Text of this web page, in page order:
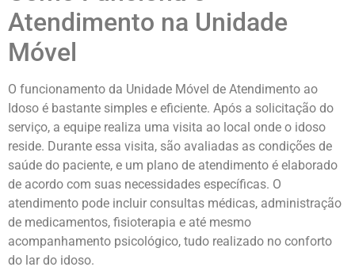
Atendimento na Unidade
Móvel
O funcionamento da Unidade Móvel de Atendimento ao
Idoso é bastante simples e eficiente. Após a solicitação do
serviço, a equipe realiza uma visita ao local onde o idoso
reside. Durante essa visita, são avaliadas as condições de
saúde do paciente, e um plano de atendimento é elaborado
de acordo com suas necessidades específicas. O
atendimento pode incluir consultas médicas, administração
de medicamentos, fisioterapia e até mesmo
acompanhamento psicológico, tudo realizado no conforto
do lar do idoso.